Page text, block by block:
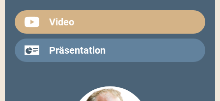
Video
Präsentation